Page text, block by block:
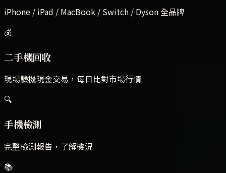
iPhone / iPad / MacBook / Switch / Dyson 全品牌
💰
二手機回收
現場驗機現金交易，每日比對市場行情
🔍
手機檢測
完整檢測報告，了解機況
📚